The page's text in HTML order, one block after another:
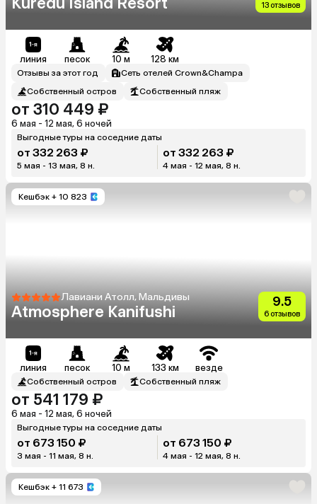
13 отзывов
линия песок 10 м 128 км
Отзывы за этот год
Сеть отелей Crown&Champa
Собственный остров
Собственный пляж
от 310 449 ₽
6 мая - 12 мая, 6 ночей
Выгодные туры на соседние даты
от 332 263 ₽
5 мая - 13 мая, 8 н.
от 332 263 ₽
4 мая - 12 мая, 8 н.
Кешбэк + 10 823
Лавиани Атолл, Мальдивы
Atmosphere Kanifushi
9.5
6 отзывов
линия песок 10 м 133 км везде
Собственный остров Собственный пляж
от 541 179 ₽
6 мая - 12 мая, 6 ночей
Выгодные туры на соседние даты
от 673 150 ₽
3 мая - 11 мая, 8 н.
от 673 150 ₽
4 мая - 12 мая, 8 н.
Кешбэк + 11 673